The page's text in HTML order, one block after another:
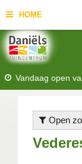
HOME
Vandaag open
Open